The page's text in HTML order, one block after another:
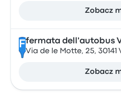
Zobacz
Ffermata dell'autobus
Via de le Motte, 25, 30141
Zobacz